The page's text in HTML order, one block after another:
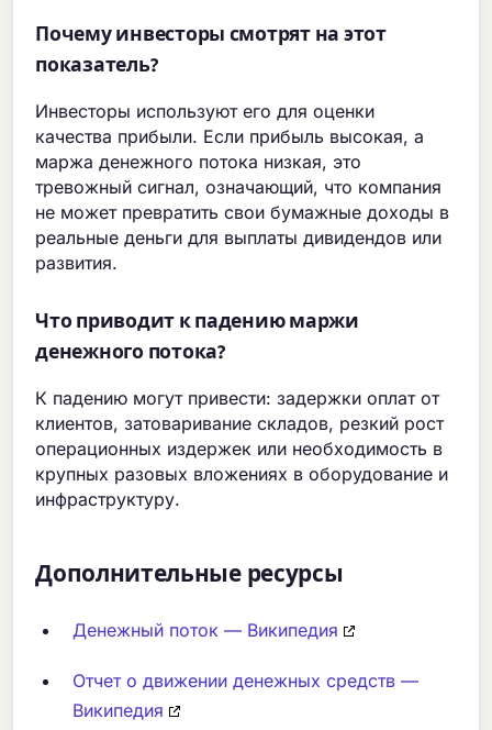
Почему инвесторы смотрят на этот
показатель?
Инвесторы используют его для оценки
качества прибыли. Если прибыль высокая, а
маржа денежного потока низкая, это
тревожный сигнал, означающий, что компания
не может превратить свои бумажные доходы в
реальные деньги для выплаты дивидендов или
развития.
Что приводит к падению маржи
денежного потока?
К падению могут привести: задержки оплат от
клиентов, затоваривание складов, резкий рост
операционных издержек или необходимость в
крупных разовых вложениях в оборудование и
инфраструктуру.
Дополнительные ресурсы
Денежный поток — Википедия
Отчет о движении денежных средств —
Википедия